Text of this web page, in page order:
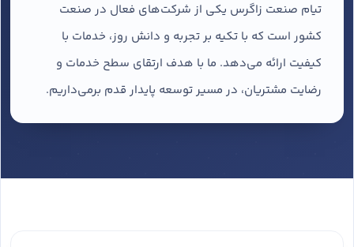
تیام صنعت زاگرس یکی از شرکت‌های فعال در صنعت
کشور است که با تکیه بر تجربه و دانش روز، خدمات با
کیفیت ارائه می‌دهد. ما با هدف ارتقای سطح خدمات و
رضایت مشتریان، در مسیر توسعه پایدار قدم برمی‌داریم.